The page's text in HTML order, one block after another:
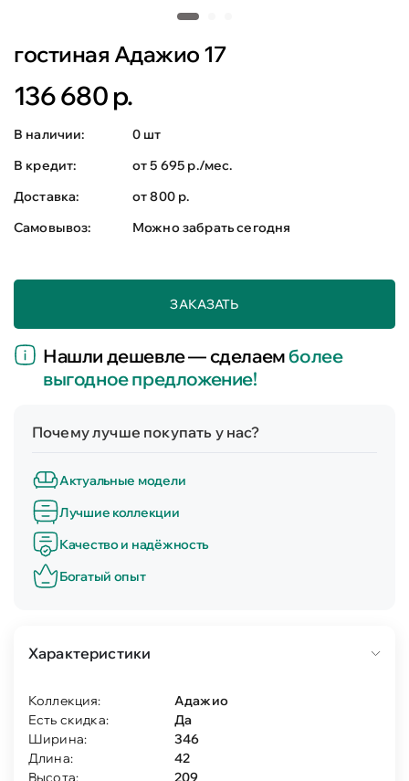
гостиная Адажио 17
136 680 р.
В наличии:
0 шт
В кредит:
от 5 695 р./мес.
Доставка:
от 800 р.
Самовывоз:
Можно забрать сегодня
ЗАКАЗАТЬ
Нашли дешевле — сделаемболее
выгодное предложение!
Почему лучше покупать у нас?
Актуальные модели
Лучшие коллекции
Качество и надёжность
Богатый опыт
Характеристики
Коллекция:
Адажио
Есть скидка:
Да
Ширина:
346
Длина:
42
Высота:
209